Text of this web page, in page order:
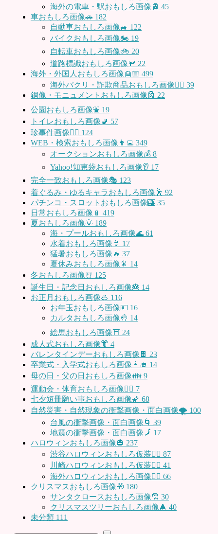
海外の電車・駅おもしろ画像🚊 45
車おもしろ画像🚗 182
自動車おもしろ画像🚙 122
バイクおもしろ画像🏍 19
自転車おもしろ画像🚲 20
道路標識おもしろ画像🚥 22
海外・外国人おもしろ画像👱🏼 499
海外パクリ・詐欺商品おもしろ画像🙅‍♀️ 39
銅像・モニュメントおもしろ画像🗿 22
公園おもしろ画像⛲️ 19
トイレおもしろ画像🚽 57
珍事件画像👮‍♂️ 124
WEB・検索おもしろ画像👨‍💻 349
オークションおもしろ画像💰 8
Yahoo!知恵袋おもしろ画像👂 17
完全一致おもしろ画像🎭 123
着ぐるみ・ゆるキャラおもしろ画像🕺 92
パチンコ・スロットおもしろ画像🎰 35
日常おもしろ画像📱 419
夏おもしろ画像🌞 189
海・プールおもしろ画像🌊 61
水着おもしろ画像👙 17
猛暑おもしろ画像🔥 37
夏休みおもしろ画像🎇 14
冬おもしろ画像☃️ 125
誕生日・記念日おもしろ画像🎂 14
お正月おもしろ画像🎍 116
お年玉おもしろ画像💴 16
カルタおもしろ画像🤚 14
絵馬おもしろ画像⛩ 24
成人式おもしろ画像👘 4
バレンタインデーおもしろ画像🍫 23
卒業式・入学式おもしろ画像👩‍🎓 14
母の日・父の日おもしろ画像👪 9
運動会・体育おもしろ画像🤸‍♂️ 7
七夕短冊願い事おもしろ画像🌠 68
自然災害・自然現象の衝撃画像・面白画像🌪 100
台風の衝撃画像・面白画像🌀 39
地震の衝撃画像・面白画像🗾 17
ハロウィンおもしろ画像🎃 237
渋谷ハロウィンおもしろ仮装👯‍♂️ 87
川崎ハロウィンおもしろ仮装🧞‍♀️ 41
海外ハロウィンおもしろ画像🧛‍♂️ 66
クリスマスおもしろ画像🎁 180
サンタクロースおもしろ画像🎅 30
クリスマスツリーおもしろ画像🎄 40
未分類 111